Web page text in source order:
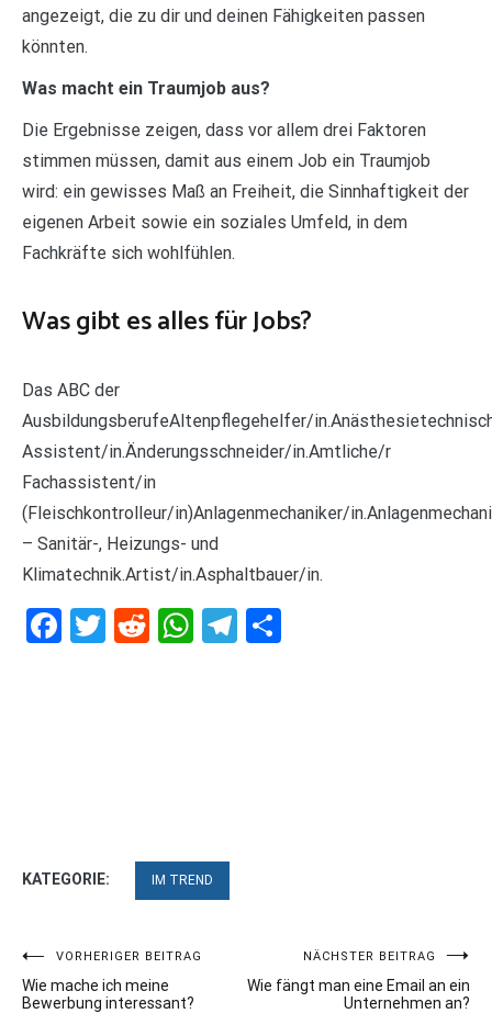
angezeigt, die zu dir und deinen Fähigkeiten passen
könnten.
Was macht ein Traumjob aus?
Die Ergebnisse zeigen, dass vor allem drei Faktoren
stimmen müssen, damit aus einem Job ein Traumjob
wird: ein gewisses Maß an Freiheit, die Sinnhaftigkeit der
eigenen Arbeit sowie ein soziales Umfeld, in dem
Fachkräfte sich wohlfühlen.
Was gibt es alles für Jobs?
Das ABC der
AusbildungsberufeAltenpflegehelfer/
Assistent/in.Änderungsschneider/in.Amtliche/r
Fachassistent/in
(Fleischkontrolleur/in)Anlagenmechaniker/
– Sanitär-, Heizungs- und
Klimatechnik.Artist/in.Asphaltbauer/in.
Facebook
Twitter
RedditWhatsApp
Telegram
KATEGORIE: IM TREND
Beitragsnavigation
VORHERIGER BEITRAG
Wie mache ich meine
Bewerbung interessant?
NÄCHSTER BEITRAG
Wie fängt man eine Email an ein
Unternehmen an?